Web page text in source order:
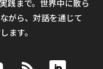
践まで。世界中に散ら
がら、対話を通じて
ます。